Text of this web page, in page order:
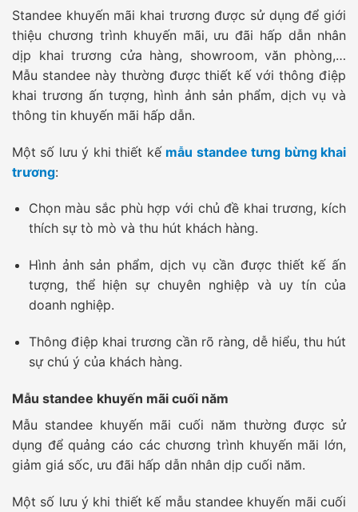
Standee khuyến mãi khai trương được sử dụng để giới
thiệu chương trình khuyến mãi, ưu đãi hấp dẫn nhân
dịp khai trương cửa hàng, showroom, văn phòng,…
Mẫu standee này thường được thiết kế với thông điệp
khai trương ấn tượng, hình ảnh sản phẩm, dịch vụ và
thông tin khuyến mãi hấp dẫn.
Một số lưu ý khi thiết kế mẫu standee tưng bừng khai
trương:
Chọn màu sắc phù hợp với chủ đề khai trương, kích
thích sự tò mò và thu hút khách hàng.
Hình ảnh sản phẩm, dịch vụ cần được thiết kế ấn
tượng, thể hiện sự chuyên nghiệp và uy tín của
doanh nghiệp.
Thông điệp khai trương cần rõ ràng, dễ hiểu, thu hút
sự chú ý của khách hàng.
Mẫu standee khuyến mãi cuối năm
Mẫu standee khuyến mãi cuối năm thường được sử
dụng để quảng cáo các chương trình khuyến mãi lớn,
giảm giá sốc, ưu đãi hấp dẫn nhân dịp cuối năm.
Một số lưu ý khi thiết kế mẫu standee khuyến mãi cuối